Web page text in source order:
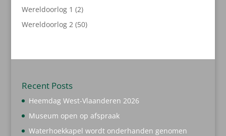
producten
Wereldoorlog 1 22
producten
Wereldoorlog 2 5050
Recent Posts
Heemdag West-Vlaanderen 2026
Museum open op afspraak
Waterhoekkapel wordt onderhanden genomen